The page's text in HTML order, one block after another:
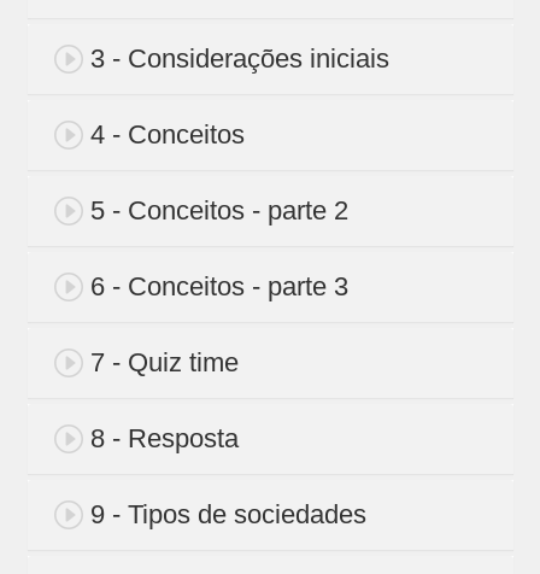
3 - Considerações iniciais
4 - Conceitos
5 - Conceitos - parte 2
6 - Conceitos - parte 3
7 - Quiz time
8 - Resposta
9 - Tipos de sociedades